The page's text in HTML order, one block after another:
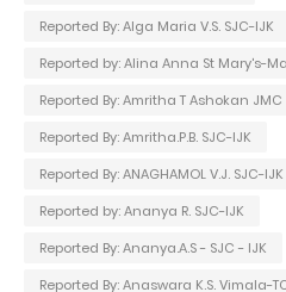
Reported By: Alga Maria V.S. SJC-IJK
Reported by: Alina Anna St Mary's-
Reported By: Amritha T Ashokan
Reported By: Amritha.P.B. SJC-IJK
Reported By: ANAGHAMOL V.J. SJC-IJK
Reported by: Ananya R. SJC-IJK
Reported By: Ananya.A.S - SJC - IJK
Reported By: Anaswara K.S. Vimala-